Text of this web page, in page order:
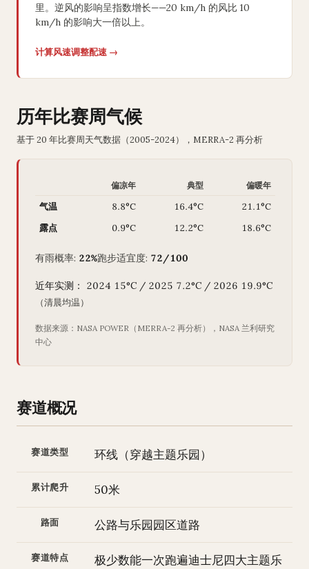
里。逆风的影响呈指数增长——20 km/h 的风比 10
km/h 的影响大一倍以上。
计算风速调整配速 →
历年比赛周气候
基于 20 年比赛周天气数据（2005-2024），MERRA-2 再分析
偏凉年 典型 偏暖年
气温 8.8°C 16.4°C
21.1°C
露点
0.9°C 12.2°C 18.6°C
有雨概率: 22%跑步适宜度: 72/100
近年实测： 2024 15°C / 2025 7.2°C / 2026 19.9°C
（清晨均温）
数据来源：NASA POWER（MERRA-2 再分析），NASA 兰利研究
中心
赛道概况
赛道类型 环线（穿越主题乐园）
累计爬升 50米
路面 公路与乐园园区道路
赛道特点 极少数能一次跑遍迪士尼四大主题乐